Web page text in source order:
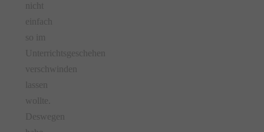
nicht
einfach
so im
Unterrichtsgeschehen
verschwinden
lassen
wollte.
Deswegen